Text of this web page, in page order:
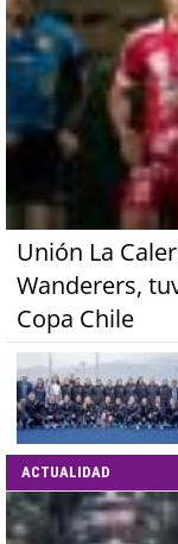
Unión La
Wanderers,
Copa Chile
ACTUALIDAD